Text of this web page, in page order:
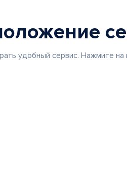
удобный сервис. Нажмите